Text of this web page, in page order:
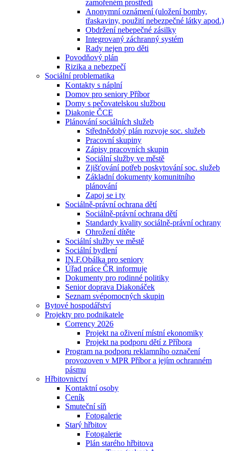
zamořeném prostředí
Anonymní oznámení (uložení bomby,
třaskaviny, použití nebezpečné látky apod.)
Obdržení nebepečné zásilky
Integrovaný záchranný systém
Rady nejen pro děti
Povodňový plán
Rizika a nebezpečí
Sociální problematika
Kontakty s náplní
Domov pro seniory Příbor
Domy s pečovatelskou službou
Diakonie ČCE
Plánování sociálních služeb
Střednědobý plán rozvoje soc. služeb
Pracovní skupiny
Zápisy pracovních skupin
Sociální služby ve městě
Zjišťování potřeb poskytování soc. služeb
Základní dokumenty komunitního
plánování
Zapoj se i ty
Sociálně-právní ochrana dětí
Sociálně-právní ochrana dětí
Standardy kvality sociálně-právní ochrany
Ohrožení dítěte
Sociální služby ve městě
Sociální bydlení
IN.F.Obálka pro seniory
Úřad práce ČR informuje
Dokumenty pro rodinné politiky
Senior doprava Diakonáček
Seznam svépomocných skupin
Bytové hospodářství
Projekty pro podnikatele
Corrency 2026
Projekt na oživení místní ekonomiky
Projekt na podporu dětí z Příbora
Program na podporu reklamního označení
provozoven v MPR Příbor a jejím ochranném
pásmu
Hřbitovnictví
Kontaktní osoby
Ceník
Smuteční síň
Fotogalerie
Starý hřbitov
Fotogalerie
Plán starého hřbitova